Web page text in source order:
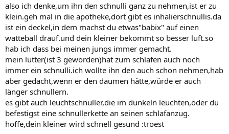
also ich denke,um ihn den schnulli ganz zu nehmen,ist er zu
klein.geh mal in die apotheke,dort gibt es inhalierschnullis.da
ist ein deckel,in dem machst du etwas"babix" auf einen
watteball drauf.und dein kleiner bekommt so besser luft.so
hab ich dass bei meinen jungs immer gemacht.
mein lütter(ist 3 geworden)hat zum schlafen auch noch
immer ein schnulli.ich wollte ihn den auch schon nehmen,hab
aber gedacht,wenn er den daumen hätte,würde er auch
länger schnullern.
es gibt auch leuchtschnuller,die im dunkeln leuchten,oder du
befestigst eine schnullerkette an seinen schlafanzug.
hoffe,dein kleiner wird schnell gesund :troest